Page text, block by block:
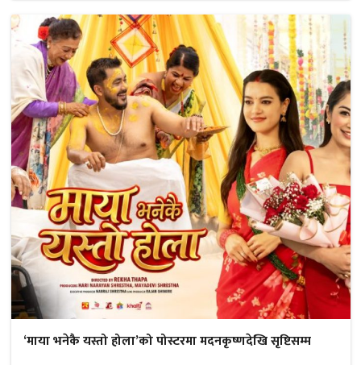
‘माया भनेकै यस्तो होला’को पोस्टरमा मदनकृष्णदेखि सृष्टिसम्म